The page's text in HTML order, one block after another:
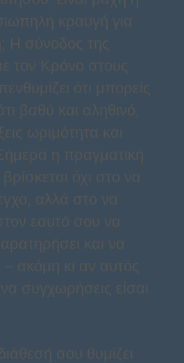
κραυγή για
Η σύνοδος της
τον Κρόνο στους
ότι μπορείς
βαθύ και αληθινό,
ωριμότητα και
Σήμερα η πραγματική
όχι στο να
αλλά στο να
εαυτό σου να
και να
ακόμη κι αν αυτός
συγχωρήσεις είσαι
σου θυμίζει